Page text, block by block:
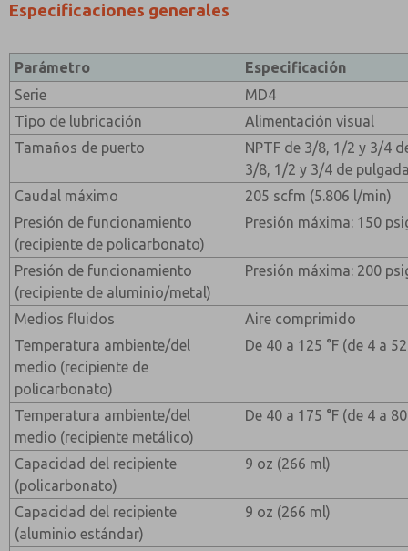
Especificaciones generales
Parámetro
Especificación
Serie
MD4
Tipo de lubricación
Alimentación visual
Tamaños de puerto
NPTF de 3/8, 1/2 y 3/4
3/8, 1/2 y 3/4 de
Caudal máximo
205 scfm (5.806 l/min)
Presión de funcionamiento
(recipiente de policarbonato)
Presión máxima: 150
Presión de funcionamiento
(recipiente de aluminio/metal)
Presión máxima: 200
Medios fluidos
Aire comprimido
Temperatura ambiente/del
medio (recipiente de
policarbonato)
De 40 a 125 °F (de 4 a 52
Temperatura ambiente/del
medio (recipiente metálico)
De 40 a 175 °F (de 4 a 80
Capacidad del recipiente
(policarbonato)
9 oz (266 ml)
Capacidad del recipiente
(aluminio estándar)
9 oz (266 ml)